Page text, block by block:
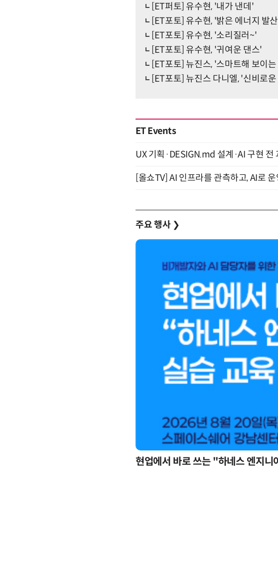
[ET퍼토] 유수현, '내가 낸데'
[ET포토] 유수현, '밝은 에너지 발
[ET포토] 유수현, '소리질러~'
[ET포토] 유수현, '귀여운 댄스'
[ET포토] 뉴진스, '스마트해 보이
[ET포토] 뉴진스 다니엘, '신비로
ET Events
UX 기획·DESIGN.md 설계·AI 구현
[올쇼TV] AI 인프라를 관측하고, AI로
주요 행사 ❯
현업에서 바로 쓰는 "하네스 엔지니